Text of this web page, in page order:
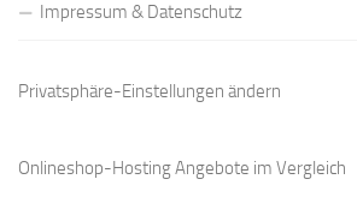
Impressum & Datenschutz
Privatsphäre-Einstellungen ändern
Onlineshop-Hosting Angebote im Vergleich